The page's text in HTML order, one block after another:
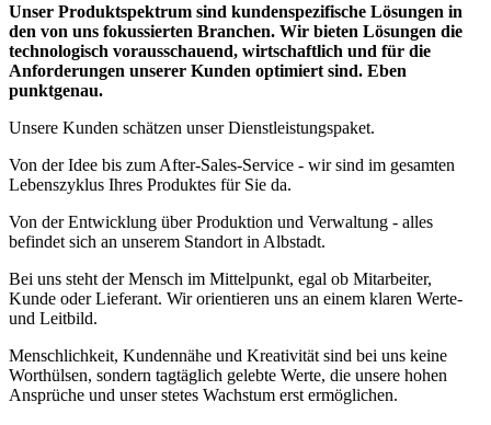
Unser Produktspektrum sind kundenspezifische Lösungen in
den von uns fokussierten Branchen. Wir bieten Lösungen die
technologisch vorausschauend, wirtschaftlich und für die
Anforderungen unserer Kunden optimiert sind. Eben
punktgenau.
Unsere Kunden schätzen unser Dienstleistungspaket.
Von der Idee bis zum After-Sales-Service - wir sind im gesamten
Lebenszyklus Ihres Produktes für Sie da.
Von der Entwicklung über Produktion und Verwaltung - alles
befindet sich an unserem Standort in Albstadt.
Bei uns steht der Mensch im Mittelpunkt, egal ob Mitarbeiter,
Kunde oder Lieferant. Wir orientieren uns an einem klaren Werte-
und Leitbild.
Menschlichkeit, Kundennähe und Kreativität sind bei uns keine
Worthülsen, sondern tagtäglich gelebte Werte, die unsere hohen
Ansprüche und unser stetes Wachstum erst ermöglichen.